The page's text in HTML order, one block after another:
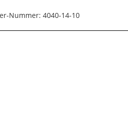
Nummer: 4040-14-10